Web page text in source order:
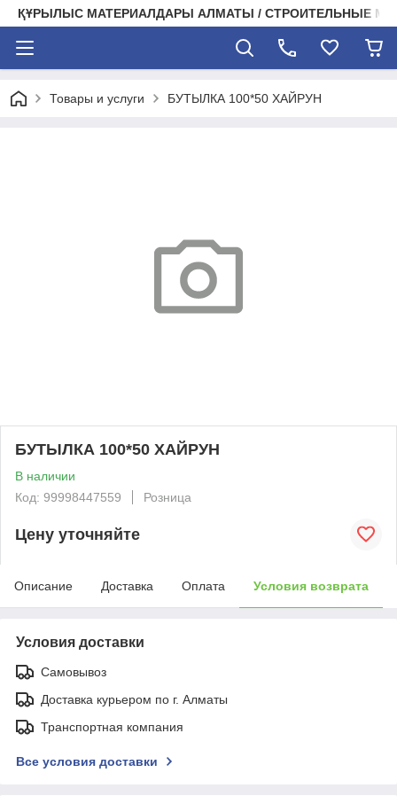
ҚҰРЫЛЫС МАТЕРИАЛДАРЫ АЛМАТЫ / СТРОИТЕЛЬНЫЕ
Товары и услуги БУТЫЛКА 100*50 ХАЙРУН
БУТЫЛКА 100*50 ХАЙРУН
В наличии
Код: 99998447559
Розница
Цену уточняйте
Описание Доставка Оплата Условия возврата
Условия доставки
Самовывоз
Доставка курьером по г. Алматы
Транспортная компания
Все условия доставки